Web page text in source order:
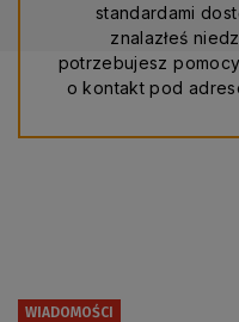
standardami
znalazłeś
potrzebujesz
o kontakt pod
WIADOMOŚCI